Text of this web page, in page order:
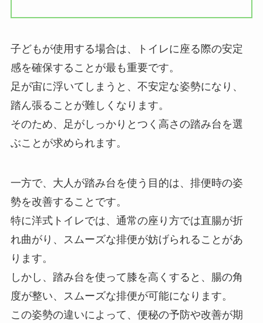
子どもが使用する場合は、トイレに座る際の安定
感を確保することが最も重要です。
足が宙に浮いてしまうと、不安定な姿勢になり、
踏ん張ることが難しくなります。
そのため、足がしっかりとつく高さの踏み台を選
ぶことが求められます。
一方で、大人が踏み台を使う目的は、排便時の姿
勢を改善することです。
特に洋式トイレでは、通常の座り方では直腸が折
れ曲がり、スムーズな排便が妨げられることがあ
ります。
しかし、踏み台を使って膝を高くすると、腸の角
度が整い、スムーズな排便が可能になります。
この姿勢の違いによって、便秘の予防や改善が期